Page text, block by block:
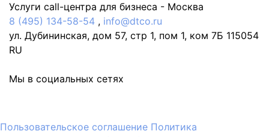
Услуги call-центра для бизнеса - Москва
8 (495) 134-58-54 , info@dtco.ru
ул. Дубининская, дом 57, стр 1, пом 1, ком 7Б 115054
RU
Мы в социальных сетях
Пользовательское соглашение Политика